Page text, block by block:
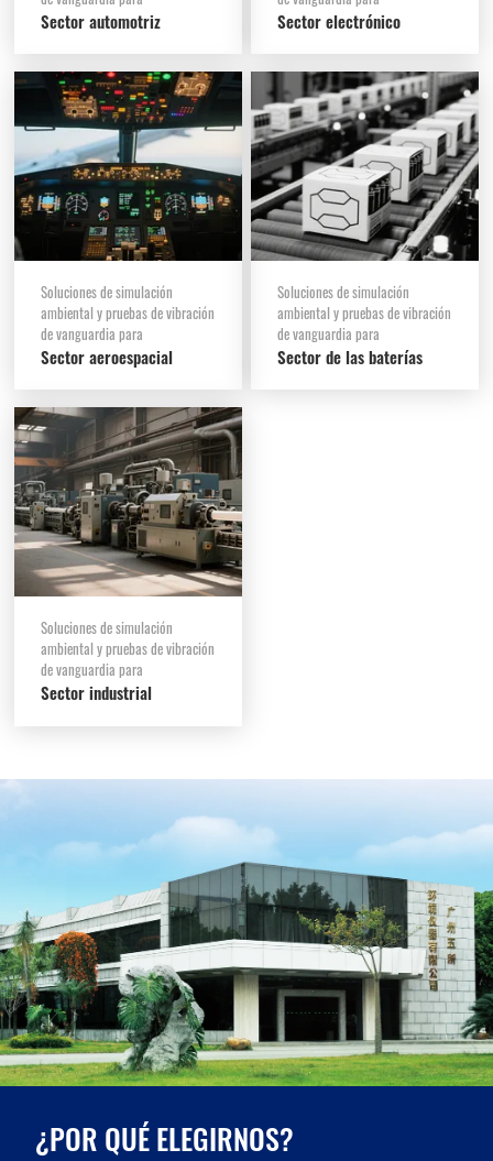
Sector automotriz Sector electrónico
Soluciones de simulación
ambiental y pruebas de vibración
de vanguardia para
Sector aeroespacial
Soluciones de simulación
ambiental y pruebas de vibración
de vanguardia para
Sector de las baterías
Soluciones de simulación
ambiental y pruebas de vibración
de vanguardia para
Sector industrial
¿POR QUÉ ELEGIRNOS?